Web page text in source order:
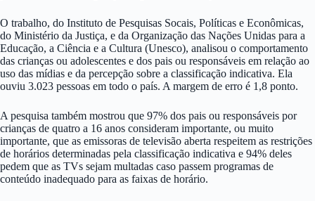
O trabalho, do Instituto de Pesquisas Socais, Políticas e Econômicas,
do Ministério da Justiça, e da Organização das Nações Unidas para a
Educação, a Ciência e a Cultura (Unesco), analisou o comportamento
das crianças ou adolescentes e dos pais ou responsáveis em relação ao
uso das mídias e da percepção sobre a classificação indicativa. Ela
ouviu 3.023 pessoas em todo o país. A margem de erro é 1,8 ponto.
A pesquisa também mostrou que 97% dos pais ou responsáveis por
crianças de quatro a 16 anos consideram importante, ou muito
importante, que as emissoras de televisão aberta respeitem as restrições
de horários determinadas pela classificação indicativa e 94% deles
pedem que as TVs sejam multadas caso passem programas de
conteúdo inadequado para as faixas de horário.